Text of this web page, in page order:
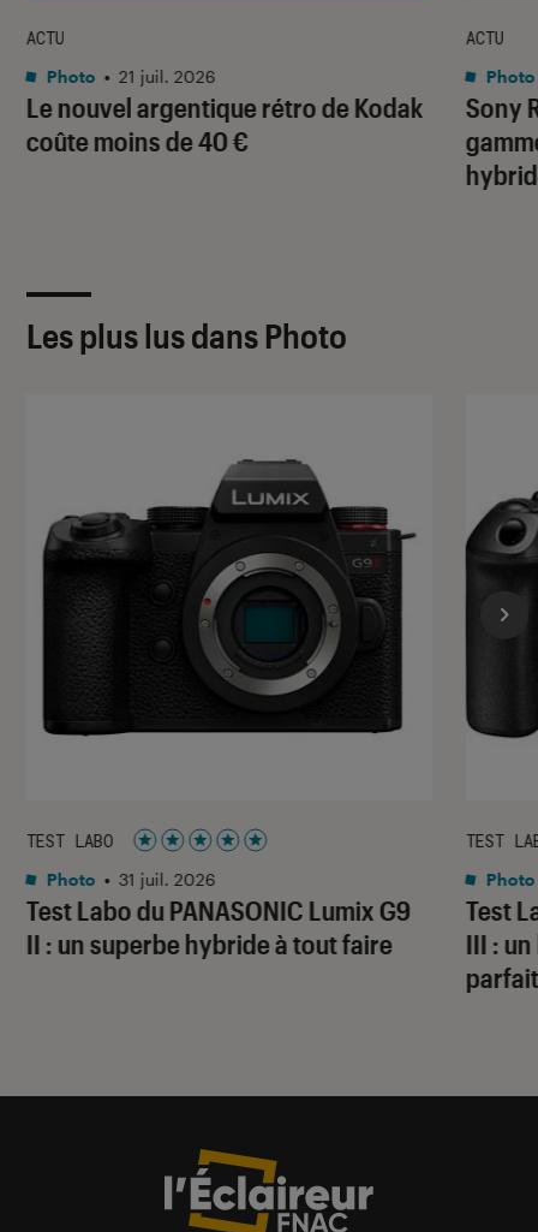
Le nouvel argentique rétro de Kodak
coûte moins de 40 €
ACTU
Photo • 21 juil. 2026
Sony
ACTU
Photo
Les plus lus dans Photo
Test Labo du PANASONIC Lumix G9
II : un superbe hybride à tout faire
TEST LABO
Noté 5 étoiles sur 5
Photo • 31 juil. 2026
Test
III :
TEST
Photo